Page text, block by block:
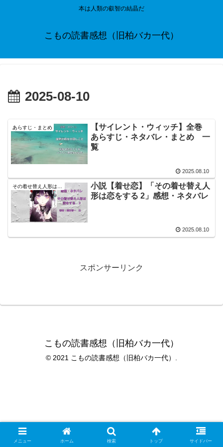
本は人類の叡智の結晶だ
こもの読書感想（旧柏バカ一代）
2025-08-10
あらすじ・まとめ
【サイレント・ウィッチ】全巻
あらすじ・ネタバレ・まとめ 一
覧
2025.08.10
小説【着せ恋】「その着せ替え人
形は恋をする 2」感想・ネタバレ
2025.08.10
スポンサーリンク
こもの読書感想（旧柏バカ一代）
© 2021 こもの読書感想（旧柏バカ一代）.
メニュー ホーム 検索 トップ サイドバー